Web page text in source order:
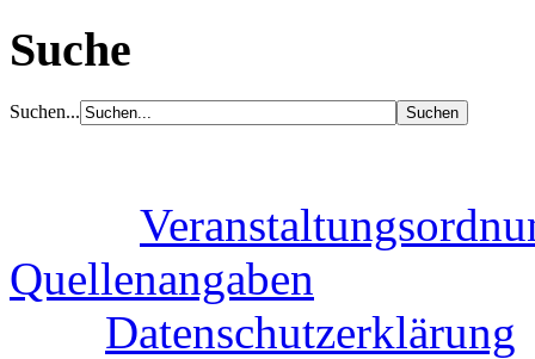
Suche
Suchen...
Quellenangaben
Datenschutzerklärung